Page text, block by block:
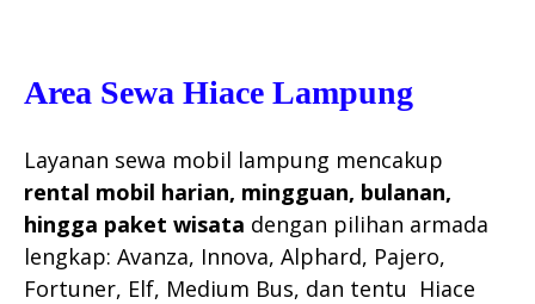
Area Sewa Hiace Lampung
Layanan sewa mobil lampung mencakup
rental mobil harian, mingguan, bulanan,
hingga paket wisata dengan pilihan armada
lengkap: Avanza, Innova, Alphard, Pajero,
Fortuner, Elf, Medium Bus, dan tentu Hiace